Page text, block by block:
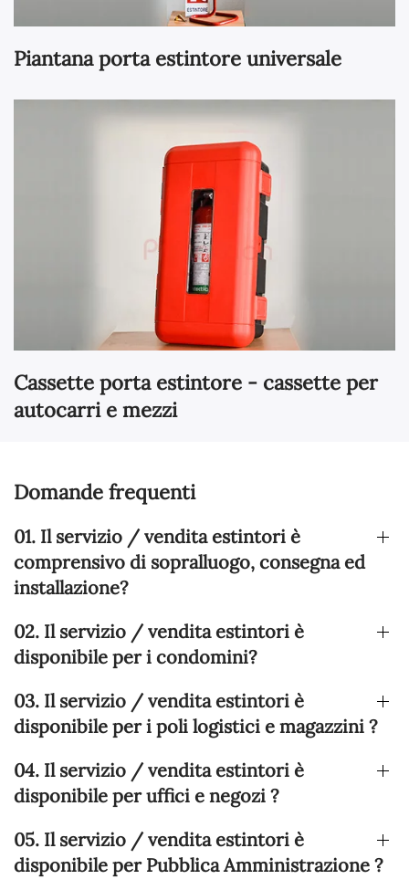
Piantana porta estintore universale
Cassette porta estintore - cassette per
autocarri e mezzi
Domande frequenti
01. Il servizio / vendita estintori è
comprensivo di sopralluogo, consegna ed
installazione?
02. Il servizio / vendita estintori è
disponibile per i condomini?
03. Il servizio / vendita estintori è
disponibile per i poli logistici e magazzini ?
04. Il servizio / vendita estintori è
disponibile per uffici e negozi ?
05. Il servizio / vendita estintori è
disponibile per Pubblica Amministrazione ?